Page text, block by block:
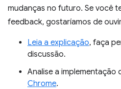
mudanças no futuro. Se você
feedback, gostaríamos de
Leia a explicação, faça
discussão.
Analise a implementação
Chrome.